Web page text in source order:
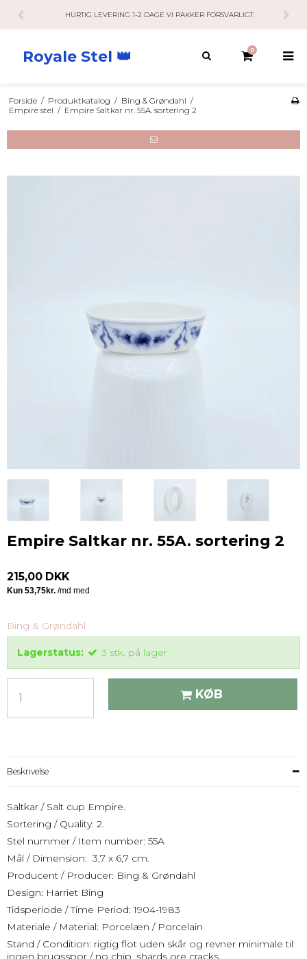
HURTIG LEVERING 1-2 DAGE VI PAKKER FORSVARLIGT.
Royale Stel 👑 0
Forside / Produktkatalog / Bing & Grøndahl /
Empire stel / Empire Saltkar nr. 55A. sortering 2
Empire Saltkar nr. 55A. sortering 2
215,00 DKK
Bing & Grøndahl
Lagerstatus: 3 stk. på lager
KØB
Beskrivelse
Saltkar / Salt cup Empire.
Sortering / Quality: 2.
Stel nummer / Item number: 55A
Mål / Dimension: 3,7 x 6,7 cm.
Producent / Producer: Bing & Grøndahl
Design: Harriet Bing
Tidsperiode / Time Period: 1904-1983
Materiale / Material: Porcelæn / Porcelain
Stand / Condition: rigtig flot uden skår og revner minimale til
ingen brugsspor / no chip, shards ore cracks.